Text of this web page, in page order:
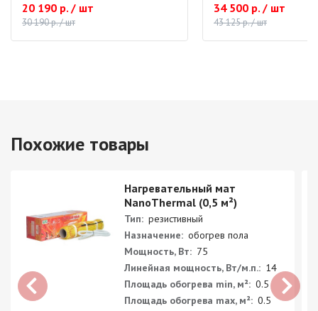
20 190 р. / шт
30 190 р. / шт
34 500 р. / шт
43 125 р. / шт
Похожие товары
Нагревательный мат
NanoThermal (0,5 м²)
Тип: резистивный
Назначение: обогрев пола
Мощность, Вт: 75
Линейная мощность, Вт/м.п.: 14
Площадь обогрева min, м²: 0.5
Площадь обогрева max, м²: 0.5